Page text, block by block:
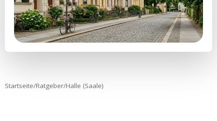
Startseite/Ratgeber/Halle (Saale)